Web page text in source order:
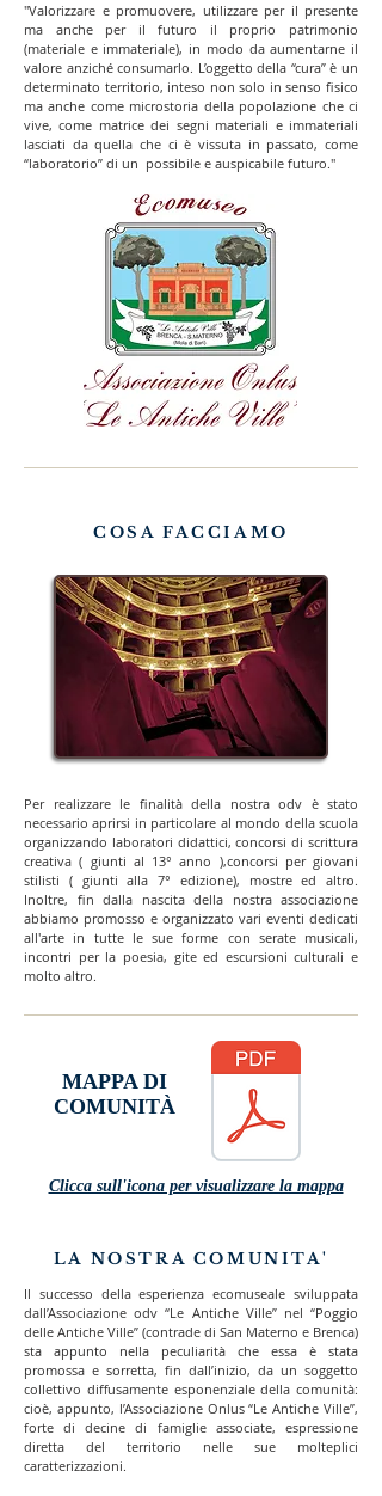
"Valorizzare e promuovere, utilizzare per il presente
ma anche per il futuro il proprio patrimonio
(materiale e immateriale), in modo da aumentarne il
valore anziché consumarlo. L’oggetto della “cura” è un
determinato territorio, inteso non solo in senso fisico
ma anche come microstoria della popolazione che ci
vive, come matrice dei segni materiali e immateriali
lasciati da quella che ci è vissuta in passato, come
“laboratorio” di un possibile e auspicabile futuro."
COSA FACCIAMO
Per realizzare le finalità della nostra odv è stato
necessario aprirsi in particolare al mondo della scuola
organizzando laboratori didattici, concorsi di scrittura
creativa ( giunti al 13° anno ),concorsi per giovani
stilisti ( giunti alla 7° edizione), mostre ed altro.
Inoltre, fin dalla nascita della nostra associazione
abbiamo promosso e organizzato vari eventi dedicati
all'arte in tutte le sue forme con serate musicali,
incontri per la poesia, gite ed escursioni culturali e
molto altro.
MAPPA DI
COMUNITÀ
Clicca sull'icona per visualizzare la mappa
LA NOSTRA COMUNITA'
Il successo della esperienza ecomuseale sviluppata
dall’Associazione odv “Le Antiche Ville” nel “Poggio
delle Antiche Ville” (contrade di San Materno e Brenca)
sta appunto nella peculiarità che essa è stata
promossa e sorretta, fin dall’inizio, da un soggetto
collettivo diffusamente esponenziale della comunità:
cioè, appunto, l’Associazione Onlus “Le Antiche Ville”,
forte di decine di famiglie associate, espressione
diretta del territorio nelle sue molteplici
caratterizzazioni.